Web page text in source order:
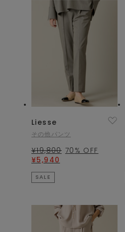
Liesse
その他パンツ
¥19,800 70 % OFF
¥5,940
SALE